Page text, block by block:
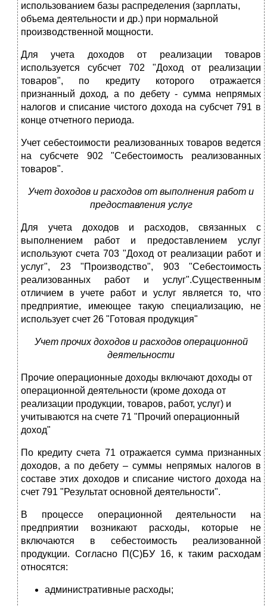
использованием базы распределения (зарплаты,
объема деятельности и др.) при нормальной
производственной мощности.
Для учета доходов от реализации товаров
используется субсчет 702 "Доход от реализации
товаров", по кредиту которого отражается
признанный доход, а по дебету - сумма непрямых
налогов и списание чистого дохода на субсчет 791 в
конце отчетного периода.
Учет себестоимости реализованных товаров ведется
на субсчете 902 "Себестоимость реализованных
товаров".
Учет доходов и расходов от выполнения работ и
предоставления услуг
Для учета доходов и расходов, связанных с
выполнением работ и предоставлением услуг
используют счета 703 "Доход от реализации работ и
услуг", 23 "Производство", 903 "Себестоимость
реализованных работ и услуг".Существенным
отличием в учете работ и услуг является то, что
предприятие, имеющее такую специализацию, не
использует счет 26 "Готовая продукция"
Учет прочих доходов и расходов операционной
деятельности
Прочие операционные доходы включают доходы от
операционной деятельности (кроме дохода от
реализации продукции, товаров, работ, услуг) и
учитываются на счете 71 "Прочий операционный
доход"
По кредиту счета 71 отражается сумма признанных
доходов, а по дебету – суммы непрямых налогов в
составе этих доходов и списание чистого дохода на
счет 791 "Результат основной деятельности".
В процессе операционной деятельности на
предприятии возникают расходы, которые не
включаются в себестоимость реализованной
продукции. Согласно П(С)БУ 16, к таким расходам
относятся:
административные расходы;